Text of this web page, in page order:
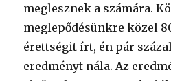
meglesznek a számára.
meglepődésünkre közel
érettségit írt, én pár
eredményt nála. Az